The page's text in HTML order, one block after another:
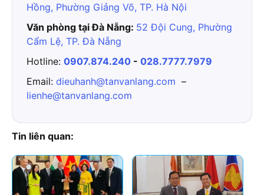
Hồng, Phường Giảng Võ, TP. Hà Nội
Văn phòng tại Đà Nẵng: 52 Đội Cung, Phường
Cẩm Lệ, TP. Đà Nẵng
Hotline: 0907.874.240 - 028.7777.7979
Email: dieuhanh@tanvanlang.com –
lienhe@tanvanlang.com
Tin liên quan: